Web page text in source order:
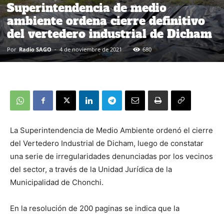
Superintendencia de medio
ambiente ordena cierre definitivo
del vertedero industrial de Dicham
Por Radio SAGO - 4 de noviembre de 2021 680
La Superintendencia de Medio Ambiente ordenó el cierre
del Vertedero Industrial de Dicham, luego de constatar
una serie de irregularidades denunciadas por los vecinos
del sector, a través de la Unidad Jurídica de la
Municipalidad de Chonchi.
En la resolución de 200 paginas se indica que la